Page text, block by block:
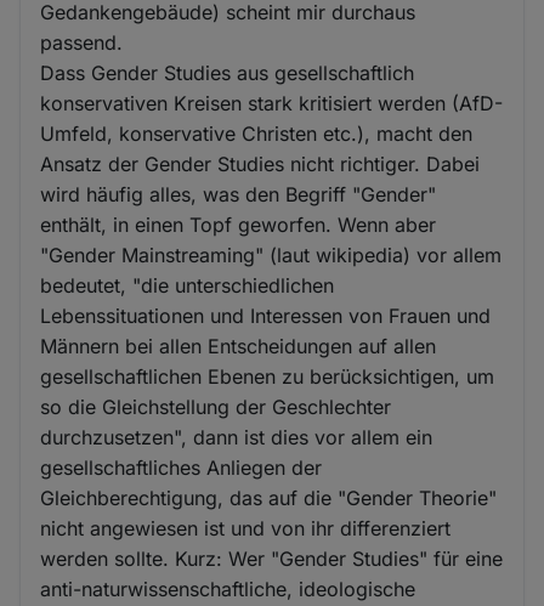
Gedankengebäude) scheint mir durchaus
passend.
Dass Gender Studies aus gesellschaftlich
konservativen Kreisen stark kritisiert werden (AfD-
Umfeld, konservative Christen etc.), macht den
Ansatz der Gender Studies nicht richtiger. Dabei
wird häufig alles, was den Begriff "Gender"
enthält, in einen Topf geworfen. Wenn aber
"Gender Mainstreaming" (laut wikipedia) vor allem
bedeutet, "die unterschiedlichen
Lebenssituationen und Interessen von Frauen und
Männern bei allen Entscheidungen auf allen
gesellschaftlichen Ebenen zu berücksichtigen, um
so die Gleichstellung der Geschlechter
durchzusetzen", dann ist dies vor allem ein
gesellschaftliches Anliegen der
Gleichberechtigung, das auf die "Gender Theorie"
nicht angewiesen ist und von ihr differenziert
werden sollte. Kurz: Wer "Gender Studies" für eine
anti-naturwissenschaftliche, ideologische